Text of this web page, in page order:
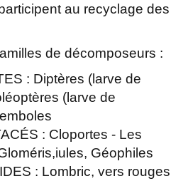
au recyclage des
de décomposeurs :
: Diptères (larve de
(larve de
: Cloportes - Les
Géophiles
: Lombric, vers rouges